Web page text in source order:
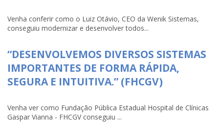
Venha conferir como o Luiz Otávio, CEO da Wenik Sistemas,
conseguiu modernizar e desenvolver todos...
“DESENVOLVEMOS DIVERSOS SISTEMAS
IMPORTANTES DE FORMA RÁPIDA,
SEGURA E INTUITIVA.” (FHCGV)
Venha ver como Fundação Pública Estadual Hospital de Clínicas
Gaspar Vianna - FHCGV conseguiu ...